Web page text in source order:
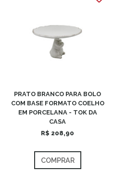
PRATO BRANCO PARA BOLO
COM BASE FORMATO COELHO
EM PORCELANA - TOK DA
CASA
R$ 208,90
COMPRAR